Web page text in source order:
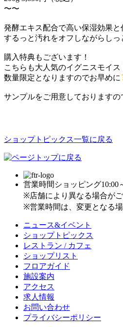
〜〜
発酵エキス配合で高い保湿効果
するっと汚れをオフしながらしっ
購入特典もございます！
こちらも大人気のイグニスモイ
数量限定となりますのでお早めに
サンプルをご用意しております
ショップトピックス一覧に戻る
営業時間 ショッピング10:00
※店舗により異なる場合がご
※営業時間は、変更となる
ニュース&イベント
ショップトピックス
レストラン / カフェ
ショップリスト
フロアガイド
施設案内
アクセス
求人情報
お問い合わせ
プライバシーポリシー